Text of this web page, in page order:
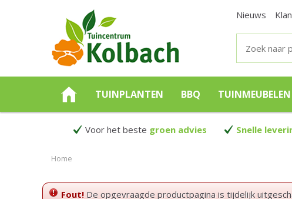
Home
Nieuws
TUINPLANTEN BBQ TUINMEUBELEN
Voor het beste groen advies Snelle
Fout! De opgevraagde productpagina is tijdelijk